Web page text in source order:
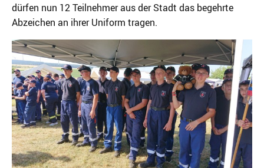
dürfen nun 12 Teilnehmer aus der Stadt das begehrte
Abzeichen an ihrer Uniform tragen.